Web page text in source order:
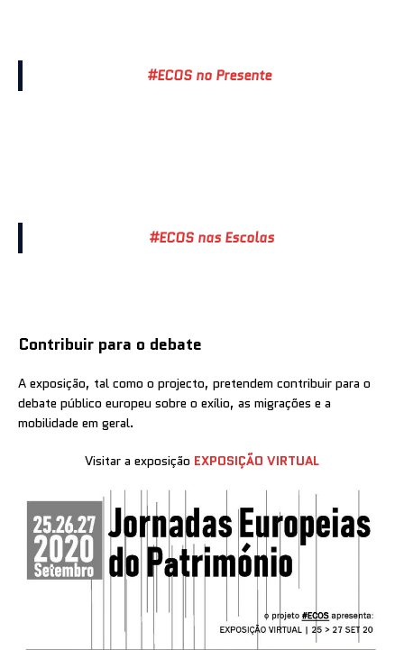
#ECOS no Presente
#ECOS nas Escolas
Contribuir para o debate
A exposição, tal como o projecto, pretendem contribuir para o
debate público europeu sobre o exílio, as migrações e a
mobilidade em geral.
Visitar a exposição EXPOSIÇÃO VIRTUAL